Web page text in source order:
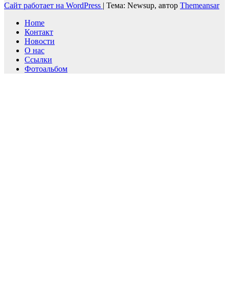
Сайт работает на WordPress | Тема: Newsup, автор Themeansar
Home
Контакт
Новости
О нас
Ссылки
Фотоальбом